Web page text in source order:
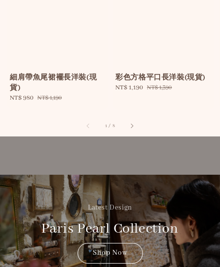
細肩帶魚尾裙襬長洋裝(現
貨)
Sale
NT$ 980 Regular
NT$ 1,190
彩色方格平口長洋裝(現貨)
Sale
NT$ 1,190 Regular
NT$ 1,390
1 / 8
Latest Design
Paris Pearl Collection
Shop Now